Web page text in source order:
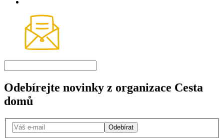
Odebírejte novinky z organizace Cesta
domů
Odebírat